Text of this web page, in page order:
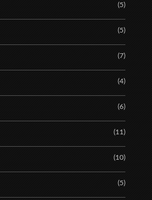
(5)
(5)
(7)
(4)
(6)
(11)
(10)
(5)